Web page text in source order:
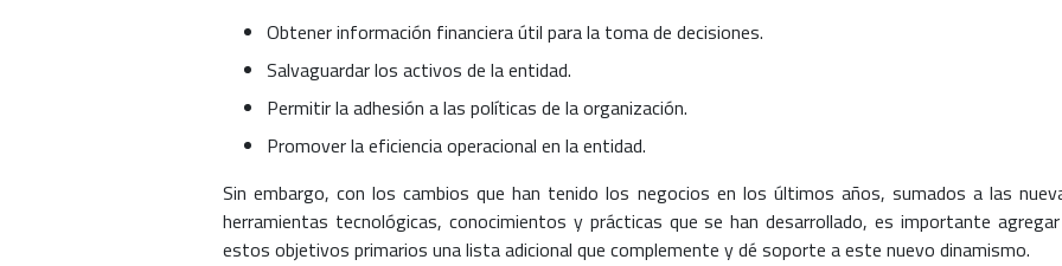
Obtener información financiera útil para la toma de decisiones.
Salvaguardar los activos de la entidad.
Permitir la adhesión a las políticas de la organización.
Promover la eficiencia operacional en la entidad.
Sin embargo, con los cambios que han tenido los negocios en los últimos años, sumados a las
herramientas tecnológicas, conocimientos y prácticas que se han desarrollado, es importante
estos objetivos primarios una lista adicional que complemente y dé soporte a este nuevo dinamismo.